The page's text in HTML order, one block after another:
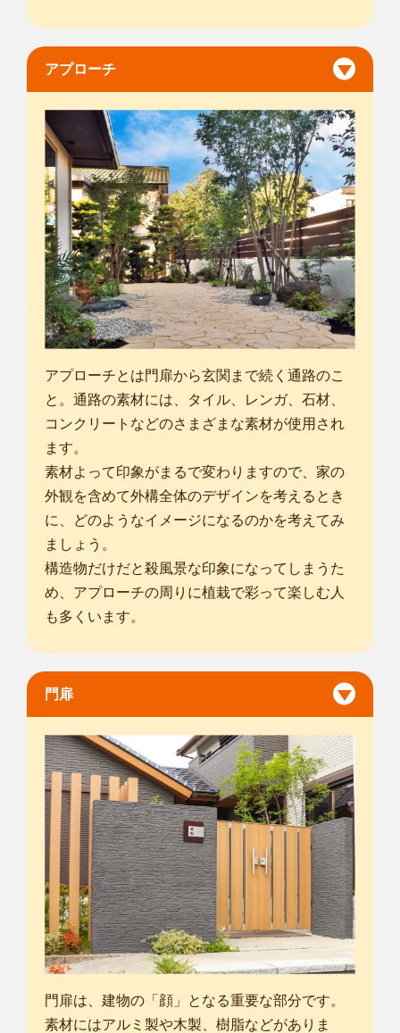
アプローチ
アプローチとは門扉から玄関まで続く通路のこ
と。通路の素材には、タイル、レンガ、石材、
コンクリートなどのさまざまな素材が使用され
ます。
素材よって印象がまるで変わりますので、家の
外観を含めて外構全体のデザインを考えるとき
に、どのようなイメージになるのかを考えてみ
ましょう。
構造物だけだと殺風景な印象になってしまうた
め、アプローチの周りに植栽で彩って楽しむ人
も多くいます。
門扉
門扉は、建物の「顔」となる重要な部分です。
素材にはアルミ製や木製、樹脂などがありま